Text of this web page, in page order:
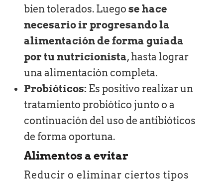
bien tolerados. Luegose hace
necesario ir progresando la
alimentación de forma guiada
por tu nutricionista, hasta lograr
una alimentación completa.
Probióticos: Es positivo realizar un
tratamiento probiótico junto o a
continuación del uso de antibióticos
de forma oportuna.
Alimentos a evitar
Reducir o eliminar ciertos tipos